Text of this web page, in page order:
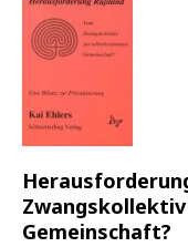
Gemeinschaft?